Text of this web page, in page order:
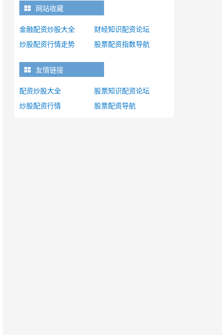
网站收藏
金融配资炒股大全
财经知识配资论坛
炒股配资行情走势
股票配资指数导航
友情链接
配资炒股大全
股票知识配资论坛
炒股配资行情
股票配资导航